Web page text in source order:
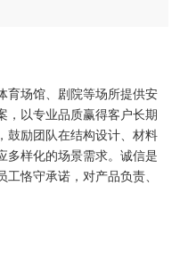
育场馆、剧院等场所提供安
，以专业品质赢得客户长期
鼓励团队在结构设计、材料
多样化的场景需求。诚信是
恪守承诺，对产品负责、